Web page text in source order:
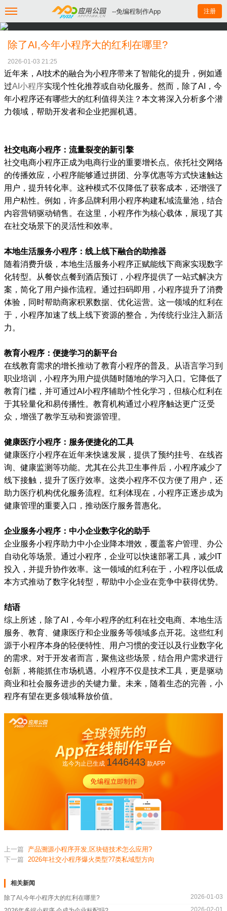
--免编程制作App 注册
除了AI,今年小程序大的红利在哪里?
2026-01-03 21:25
近年来，AI技术的融合为小程序带来了智能化的提升，例如通
过AI小程序实现个性化推荐或自动化服务。然而，除了AI，今
年小程序还有哪些大的红利值得关注？本文将深入分析多个潜
力领域，帮助开发者和企业把握机遇。
社交电商小程序：流量裂变的新引擎
社交电商小程序正成为电商行业的重要增长点。依托社交网络
的传播效应，小程序能够通过拼团、分享优惠等方式快速触达
用户，提升转化率。这种模式不仅降低了获客成本，还增强了
用户粘性。例如，许多品牌利用小程序构建私域流量池，结合
内容营销驱动销售。在这里，小程序作为核心载体，展现了其
在社交场景下的灵活性和效率。
本地生活服务小程序：线上线下融合的助推器
随着消费升级，本地生活服务小程序正赋能线下商家实现数字
化转型。从餐饮点餐到酒店预订，小程序提供了一站式解决方
案，简化了用户操作流程。通过扫码即用，小程序提升了消费
体验，同时帮助商家积累数据、优化运营。这一领域的红利在
于，小程序加速了线上线下资源的整合，为传统行业注入新活
力。
教育小程序：便捷学习的新平台
在线教育需求的增长推动了教育小程序的普及。从语言学习到
职业培训，小程序为用户提供随时随地的学习入口。它降低了
教育门槛，并可通过AI小程序辅助个性化学习，但核心红利在
于其轻量化和易传播性。教育机构通过小程序触达更广泛受
众，增强了教学互动和资源管理。
健康医疗小程序：服务便捷化的工具
健康医疗小程序在近年来快速发展，提供了预约挂号、在线咨
询、健康监测等功能。尤其在公共卫生事件后，小程序减少了
线下接触，提升了医疗效率。这类小程序不仅方便了用户，还
助力医疗机构优化服务流程。红利体现在，小程序正逐步成为
健康管理的重要入口，推动医疗服务普惠化。
企业服务小程序：中小企业数字化的助手
企业服务小程序助力中小企业降本增效，覆盖客户管理、办公
自动化等场景。通过小程序，企业可以快速部署工具，减少IT
投入，并提升协作效率。这一领域的红利在于，小程序以低成
本方式推动了数字化转型，帮助中小企业在竞争中获得优势。
结语
综上所述，除了AI，今年小程序的红利在社交电商、本地生活
服务、教育、健康医疗和企业服务等领域多点开花。这些红利
源于小程序本身的轻便特性、用户习惯的变迁以及行业数字化
的需求。对于开发者而言，聚焦这些场景，结合用户需求进行
创新，将能抓住市场机遇。小程序不仅是技术工具，更是驱动
商业和社会服务进步的关键力量。未来，随着生态的完善，小
程序有望在更多领域释放价值。
迄今为止已生成 1446443款APP
上一篇
产品溯源小程序开发,区块链技术怎么应用?
下一篇 2026年社交小程序爆火类型?7类私域型方向
相关新闻
除了AI,今年小程序大的红利在哪里?
2026-01-03